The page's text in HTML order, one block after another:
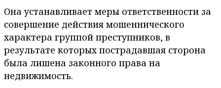
Она устанавливает меры ответственности за
совершение действия мошеннического
характера группой преступников, в
результате которых пострадавшая сторона
была лишена законного права на
недвижимость.